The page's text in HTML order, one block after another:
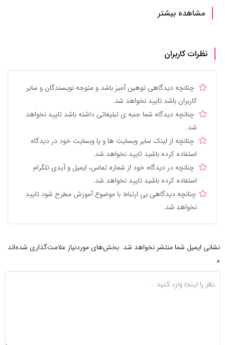
مشاهده بیشتر
نظرات کاربران
چنانچه دیدگاهی توهین آمیز باشد و متوجه نویسندگان و سایر
کاربران باشد تایید نخواهد شد.
چنانچه دیدگاه شما جنبه ی تبلیغاتی داشته باشد تایید نخواهد
شد.
چنانچه از لینک سایر وبسایت ها و یا وبسایت خود در دیدگاه
استفاده کرده باشید تایید نخواهد شد.
چنانچه در دیدگاه خود از شماره تماس، ایمیل و آیدی تلگرام
استفاده کرده باشید تایید نخواهد شد.
چنانچه دیدگاهی بی ارتباط با موضوع آموزش مطرح شود تایید
نخواهد شد.
نشانی ایمیل شما منتشر نخواهد شد. بخش‌های موردنیاز علامت‌گذاری شده‌اند
*